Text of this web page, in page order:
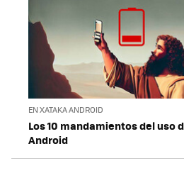
EN XATAKA ANDROID
Los 10 mandamientos del uso
Android